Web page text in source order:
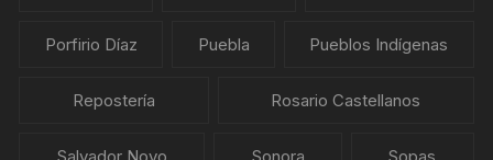
Porfirio Díaz Puebla Pueblos Indígenas
Repostería Rosario Castellanos